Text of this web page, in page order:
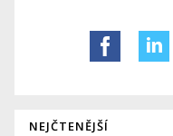
NEJČTENĚJŠÍ